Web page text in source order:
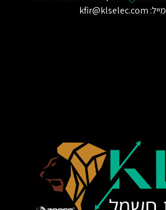
מייל: kfir@klselec.com